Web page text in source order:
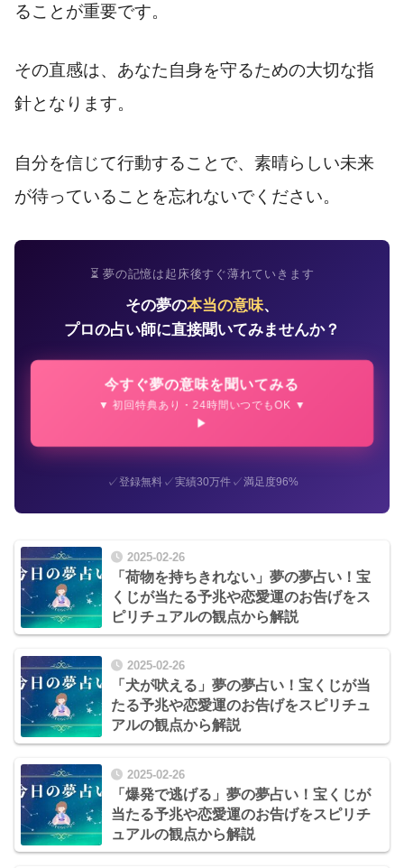
ることが重要です。
その直感は、あなた自身を守るための大切な指
針となります。
自分を信じて行動することで、素晴らしい未来
が待っていることを忘れないでください。
⏳ 夢の記憶は起床後すぐ薄れていきます
その夢の本当の意味、
プロの占い師に直接聞いてみませんか？
今すぐ夢の意味を聞いてみる
▼ 初回特典あり・24時間いつでもOK ▼
✓登録無料✓実績30万件✓満足度96%
2025-02-26
「荷物を持ちきれない」夢の夢占い！宝
くじが当たる予兆や恋愛運のお告げをス
ピリチュアルの観点から解説
2025-02-26
「犬が吠える」夢の夢占い！宝くじが当
たる予兆や恋愛運のお告げをスピリチュ
アルの観点から解説
2025-02-26
「爆発で逃げる」夢の夢占い！宝くじが
当たる予兆や恋愛運のお告げをスピリチ
ュアルの観点から解説